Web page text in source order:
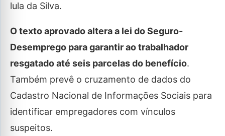
lula da Silva.
O texto aprovado altera a lei do Seguro-
Desemprego para garantir ao trabalhador
resgatado até seis parcelas do benefício.
Também prevê o cruzamento de dados do
Cadastro Nacional de Informações Sociais para
identificar empregadores com vínculos
suspeitos.